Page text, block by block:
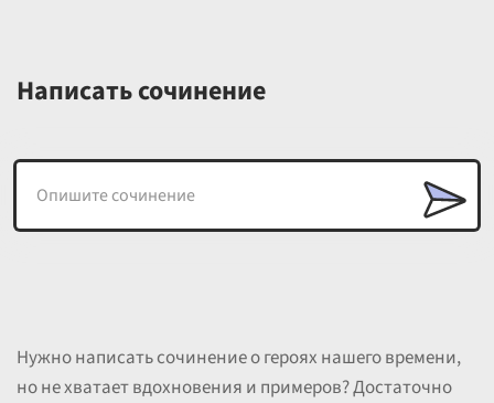
Написать сочинение
Нужно написать сочинение о героях нашего времени,
но не хватает вдохновения и примеров? Достаточно